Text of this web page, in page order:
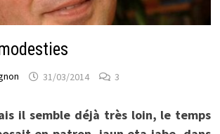
31/03/2014 3
il semble déjà très loin, le temps